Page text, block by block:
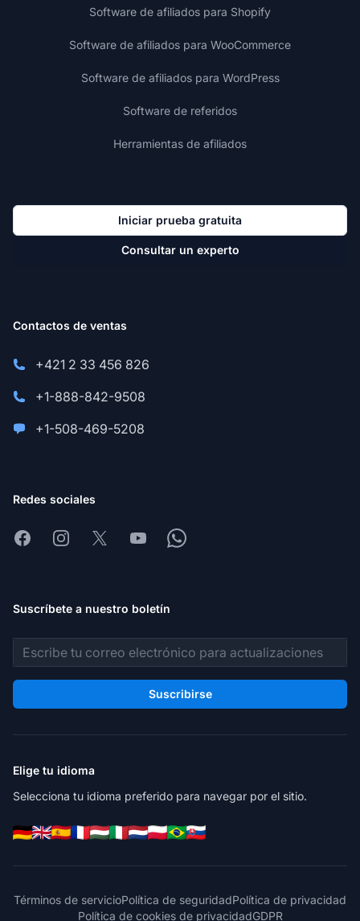
Software de afiliados para Shopify
Software de afiliados para WooCommerce
Software de afiliados para WordPress
Software de referidos
Herramientas de afiliados
Iniciar prueba gratuita
Consultar un experto
Contactos de ventas
+421 2 33 456 826
+1-888-842-9508
+1-508-469-5208
Redes sociales
FacebookInstagram
X YoutubeWhatsapp
Suscríbete a nuestro boletín
Dirección de correo electrónico
Suscribirse
Elige tu idioma
Selecciona tu idioma preferido para navegar por el sitio.
Términos de servicioPolítica de seguridadPolítica de privacidad
Política de cookies de privacidadGDPR